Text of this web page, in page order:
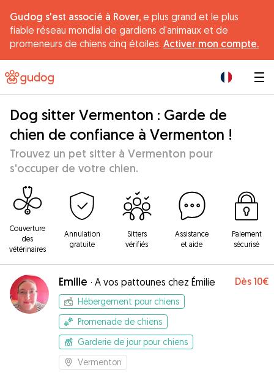
Gudog s'est associé à Rover, e plus grand et le plus
fiable réseau mondial de gardiens d'animaux et de
promeneurs de chiens cinq étoiles. Activer mon compte.
Dog sitter Vermenton : Garde de
chien de confiance à Vermenton !
Trouvez un pet sitter à Vermenton pour
s'occuper de votre chien.
Couverture
des
vétérinaires
Annulation
gratuite
Sitters
vérifiés
Assistance
et aide
Paiement
sécurisé
Emilie · A vos pattounes chez Émilie Dès 10€
Hébergement pour chiens
Promenade de chiens
Garderie de jour pour chiens
Vermenton